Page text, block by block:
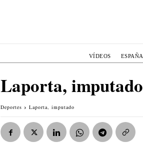
VÍDEOS ESPAÑA
Laporta, imputado
Deportes Laporta, imputado